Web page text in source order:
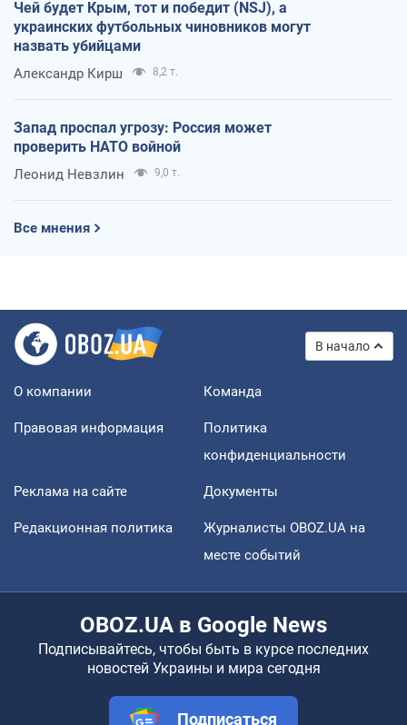
Чей будет Крым, тот и победит (NSJ), а
украинских футбольных чиновников могут
назвать убийцами
Александр Кирш 8,2 т.
Запад проспал угрозу: Россия может
проверить НАТО войной
Леонид Невзлин 9,0 т.
Все мнения
В начало
О компании Команда
Правовая информация
Политика
конфиденциальности
Реклама на сайте Документы
Редакционная политика
Журналисты OBOZ.UA на
месте событий
OBOZ.UA в Google News
Подписывайтесь, чтобы быть в курсе последних
новостей Украины и мира сегодня
Подписаться